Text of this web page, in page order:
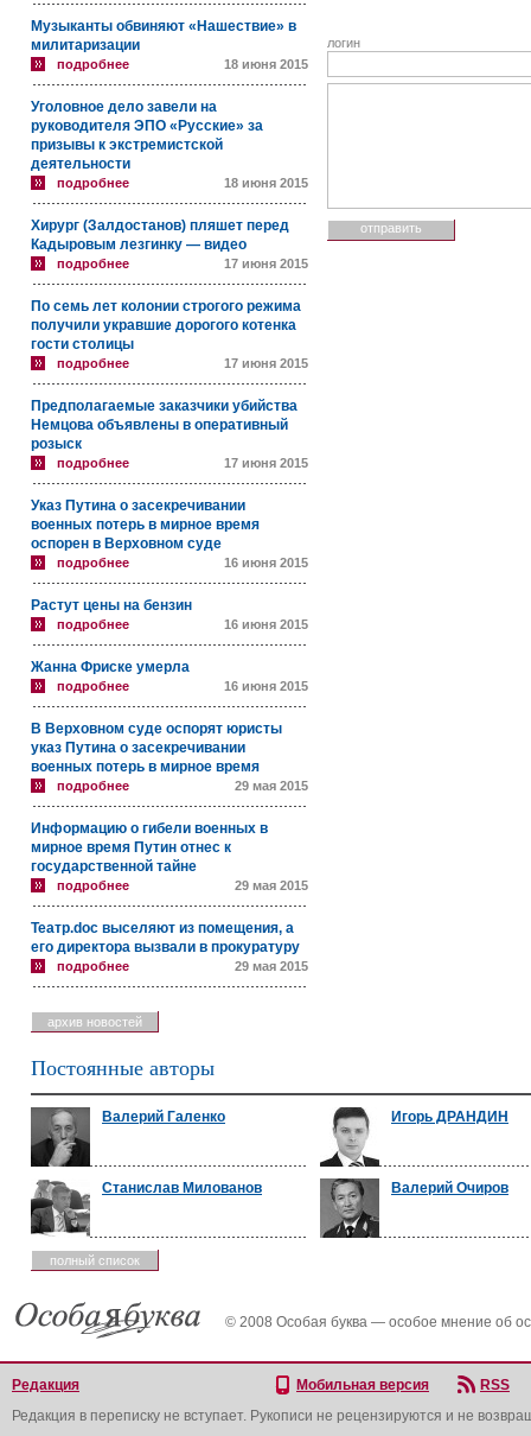
Музыканты обвиняют «Нашествие» в
милитаризации
подробнее 18 июня 2015
Уголовное дело завели на
руководителя ЭПО «Русские» за
призывы к экстремистской
деятельности
подробнее 18 июня 2015
Хирург (Залдостанов) пляшет перед
Кадыровым лезгинку — видео
подробнее 17 июня 2015
По семь лет колонии строгого режима
получили укравшие дорогого котенка
гости столицы
подробнее 17 июня 2015
Предполагаемые заказчики убийства
Немцова объявлены в оперативный
розыск
подробнее 17 июня 2015
Указ Путина о засекречивании
военных потерь в мирное время
оспорен в Верховном суде
подробнее 16 июня 2015
Растут цены на бензин
подробнее 16 июня 2015
Жанна Фриске умерла
подробнее 16 июня 2015
В Верховном суде оспорят юристы
указ Путина о засекречивании
военных потерь в мирное время
подробнее 29 мая 2015
Информацию о гибели военных в
мирное время Путин отнес к
государственной тайне
подробнее 29 мая 2015
Театр.doc выселяют из помещения, а
его директора вызвали в прокуратуру
подробнее 29 мая 2015
архив новостей
логин
Постоянные авторы
Валерий Галенко Игорь ДРАНДИН
Станислав Милованов Валерий Очиров
полный список
© 2008 Особая буква — особое мнение об
Редакция Мобильная версия
RSS
Редакция в переписку не вступает. Рукописи не рецензируются и не